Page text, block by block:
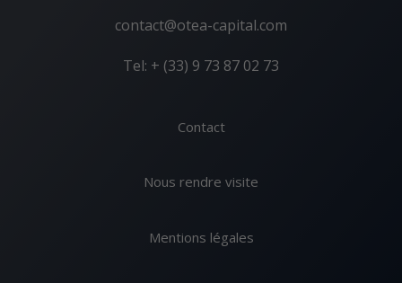
contact@otea-capital.com
Tel: + (33) 9 73 87 02 73
Contact
Nous rendre visite
Mentions légales